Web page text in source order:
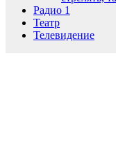
Радио 1
Театр
Телевидение